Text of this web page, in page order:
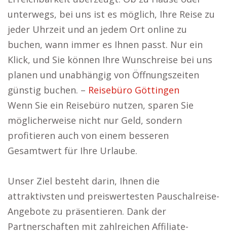
unterwegs, bei uns ist es möglich, Ihre Reise zu
jeder Uhrzeit und an jedem Ort online zu
buchen, wann immer es Ihnen passt. Nur ein
Klick, und Sie können Ihre Wunschreise bei uns
planen und unabhängig von Öffnungszeiten
günstig buchen. – Reisebüro Göttingen
Wenn Sie ein Reisebüro nutzen, sparen Sie
möglicherweise nicht nur Geld, sondern
profitieren auch von einem besseren
Gesamtwert für Ihre Urlaube.
Unser Ziel besteht darin, Ihnen die
attraktivsten und preiswertesten Pauschalreise-
Angebote zu präsentieren. Dank der
Partnerschaften mit zahlreichen Affiliate-